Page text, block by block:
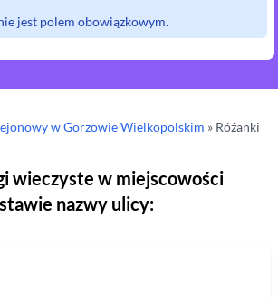
jest polem obowiązkowym.
w Gorzowie Wielkopolskim » Różanki
wieczyste w miejscowości
nazwy ulicy: